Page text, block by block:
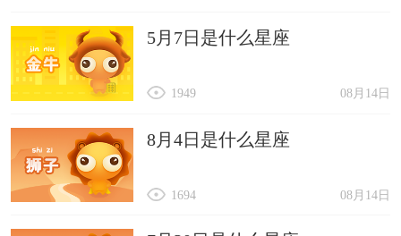
5月7日是什么星座
08月14日
1949
8月4日是什么星座
08月14日
1694